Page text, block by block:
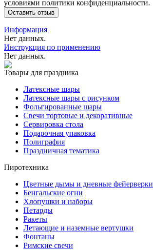
условиями политики конфиденциальности.
Оставить отзыв
Информация
Нет данных.
Инструкция по применению
Нет данных.
Товары для праздника
Латексные шары
Латексные шары с рисунком
Фольгированные шары
Свечи тортовые и декоративные
Сервировка стола
Подарочная упаковка
Полиграфия
Праздничная тематика
Пиротехника
Цветные дымы и дневные фейерверки
Бенгальские огни
Хлопушки и наборы
Петарды
Ракеты
Летающие и наземные вертушки
Фонтаны
Римские свечи